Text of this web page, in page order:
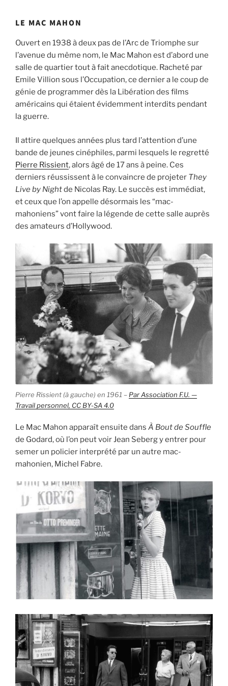
LE MAC MAHON
Ouvert en 1938 à deux pas de l’Arc de Triomphe sur
l’avenue du même nom, le Mac Mahon est d’abord une
salle de quartier tout à fait anecdotique. Racheté par
Emile Villion sous l’Occupation, ce dernier a le coup de
génie de programmer dès la Libération des films
américains qui étaient évidemment interdits pendant
la guerre.
Il attire quelques années plus tard l’attention d’une
bande de jeunes cinéphiles, parmi lesquels le regretté
Pierre Rissient, alors âgé de 17 ans à peine. Ces
derniers réussissent à le convaincre de projeter They
Live by Nightde Nicolas Ray. Le succès est immédiat,
et ceux que l’on appelle désormais les “mac-
mahoniens” vont faire la légende de cette salle auprès
des amateurs d’Hollywood.
Pierre Rissient (à gauche) en 1961 –Par Association F.U. —
Travail personnel, CC BY-SA 4.0
Le Mac Mahon apparaît ensuite dans À Bout de Souffle
de Godard, où l’on peut voir Jean Seberg y entrer pour
semer un policier interprété par un autre mac-
mahonien, Michel Fabre.